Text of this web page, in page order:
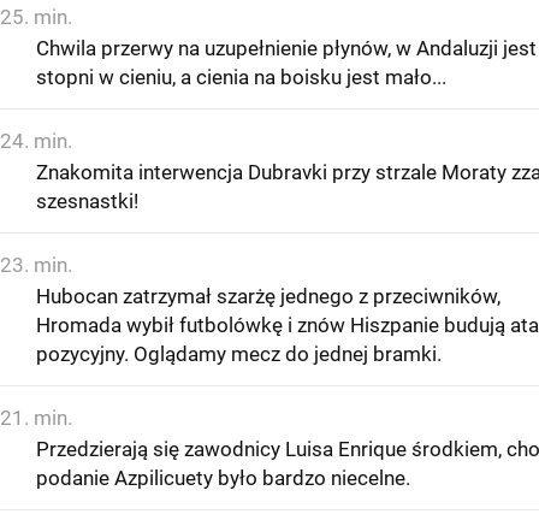
25. min.
Chwila przerwy na uzupełnienie płynów, w Andaluzji
stopni w cieniu, a cienia na boisku jest mało...
24. min.
Znakomita interwencja Dubravki przy strzale Moraty
szesnastki!
23. min.
Hubocan zatrzymał szarżę jednego z przeciwników,
Hromada wybił futbolówkę i znów Hiszpanie budują
pozycyjny. Oglądamy mecz do jednej bramki.
21. min.
Przedzierają się zawodnicy Luisa Enrique środkiem,
podanie Azpilicuety było bardzo niecelne.